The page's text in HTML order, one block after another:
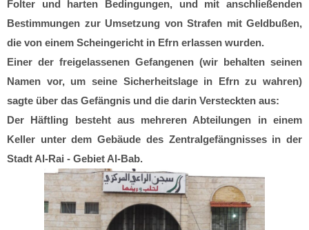
Folter und harten Bedingungen, und mit anschließenden
Bestimmungen zur Umsetzung von Strafen mit Geldbußen,
die von einem Scheingericht in Efrn erlassen wurden.
Einer der freigelassenen Gefangenen (wir behalten seinen
Namen vor, um seine Sicherheitslage in Efrn zu wahren)
sagte über das Gefängnis und die darin Versteckten aus:
Der Häftling besteht aus mehreren Abteilungen in einem
Keller unter dem Gebäude des Zentralgefängnisses in der
Stadt Al-Rai - Gebiet Al-Bab.